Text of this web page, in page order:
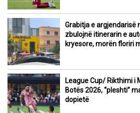
Grabitja e argjendarisë
zbulojnë itinerarin e
kryesore, morën floriri
League Cup/ Rikthimi i
Botës 2026, “pleshti”
dopietë